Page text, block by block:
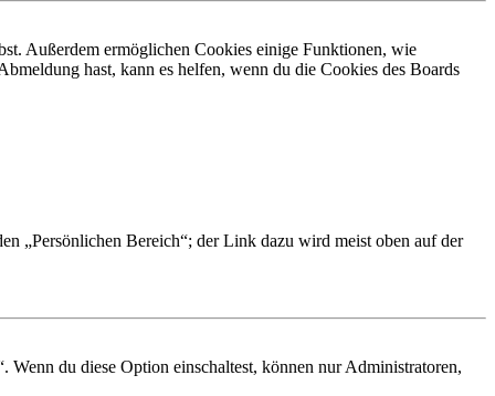
Außerdem ermöglichen Cookies einige Funktionen, wie
hast, kann es helfen, wenn du die Cookies des Boards
„Persönlichen Bereich“; der Link dazu wird meist oben auf der
du diese Option einschaltest, können nur Administratoren,